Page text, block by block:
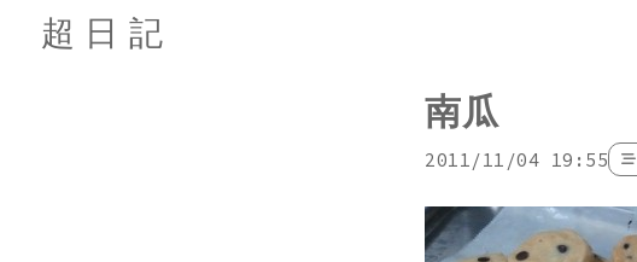
超日記
南瓜
2011/11/04 19:55